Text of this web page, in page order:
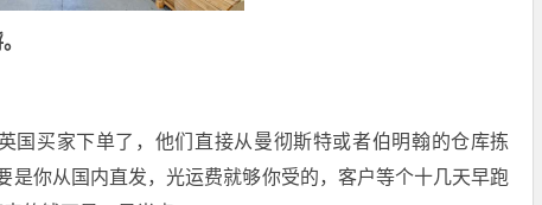
国买家下单了，他们直接从曼彻斯特或者伯明翰的仓库拣
是你从国内直发，光运费就够你受的，客户等个十几天早跑